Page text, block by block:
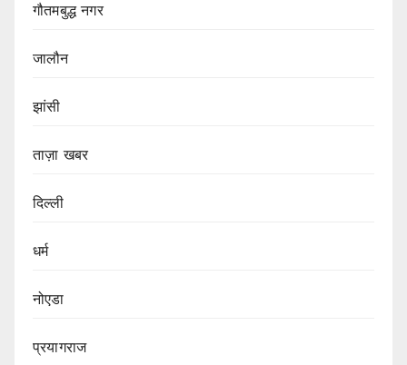
गौतमबुद्ध नगर
जालौन
झांसी
ताज़ा खबर
दिल्ली
धर्म
नोएडा
प्रयागराज